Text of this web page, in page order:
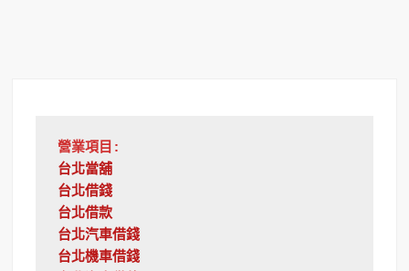
營業項目:
台北當舖
台北借錢
台北借款
台北汽車借錢
台北機車借錢